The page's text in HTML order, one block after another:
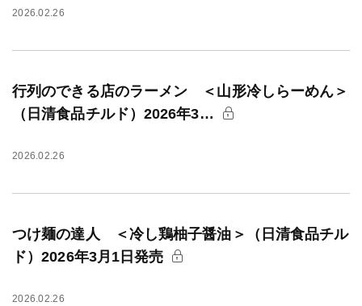
2026.02.26
行列のできる店のラーメン ＜山形冷しらーめん＞
（日清食品チルド）2026年3…
2026.02.26
つけ麺の達人 ＜冷し鶏柚子醤油＞（日清食品チル
ド）2026年3月1日発売
2026.02.26